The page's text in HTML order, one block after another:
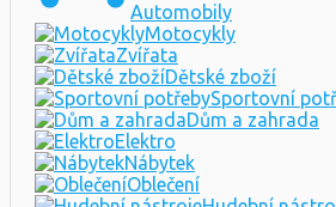
Automobily
Motocykly
Zvířata
Dětské zboží
Sportovní
Dům a zahrada
Elektro
Nábytek
Oblečení